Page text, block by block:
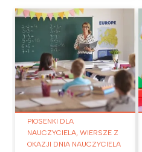
PIOSENKI DLA
NAUCZYCIELA, WIERSZE Z
OKAZJI DNIA NAUCZYCIELA